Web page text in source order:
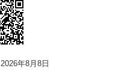
年8月8日